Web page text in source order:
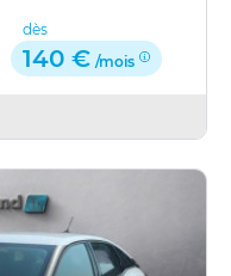
dès
140 € /mois